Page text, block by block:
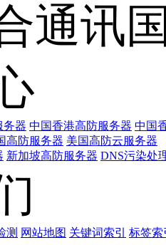
通讯
务器 中国香港高防服务器 中国
高防服务器 美国高防云服务器
新加坡高防服务器 DNS污染处
测 网站地图 关键词索引 标签索